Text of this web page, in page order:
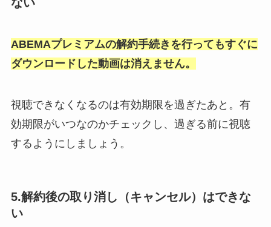
ABEMAプレミアムの解約手続きを行ってもすぐに
ダウンロードした動画は消えません。
視聴できなくなるのは有効期限を過ぎたあと。有
効期限がいつなのかチェックし、過ぎる前に視聴
するようにしましょう。
5.解約後の取り消し（キャンセル）はできな
い